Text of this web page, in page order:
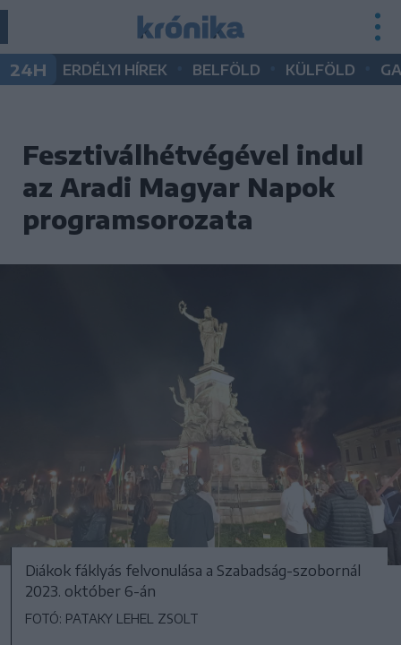
24H ERDÉLYI HÍREK BELFÖLD KÜLFÖLD
Fesztiválhétvégével indul
az Aradi Magyar Napok
programsorozata
Diákok fáklyás felvonulása a Szabadság-szobornál
2023. október 6-án
FOTÓ: PATAKY LEHEL ZSOLT